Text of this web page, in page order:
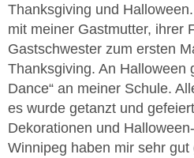
Thanksgiving und
mit meiner Gastmutter, ihrer
Gastschwester zum ersten
Thanksgiving. An Halloween
Dance“ an meiner Schule.
es wurde getanzt und
Dekorationen und
Winnipeg haben mir sehr